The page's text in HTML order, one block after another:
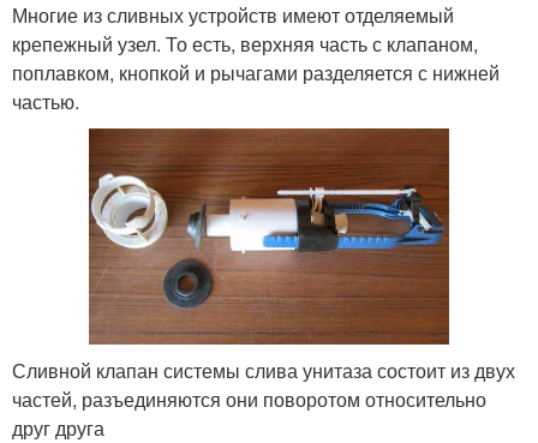
Многие из сливных устройств имеют отделяемый
крепежный узел. То есть, верхняя часть с клапаном,
поплавком, кнопкой и рычагами разделяется с нижней
частью.
Сливной клапан системы слива унитаза состоит из двух
частей, разъединяются они поворотом относительно
друг друга